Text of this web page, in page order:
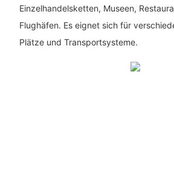
Einzelhandelsketten, Museen,
Flughäfen. Es eignet sich für
Plätze und Transportsysteme.